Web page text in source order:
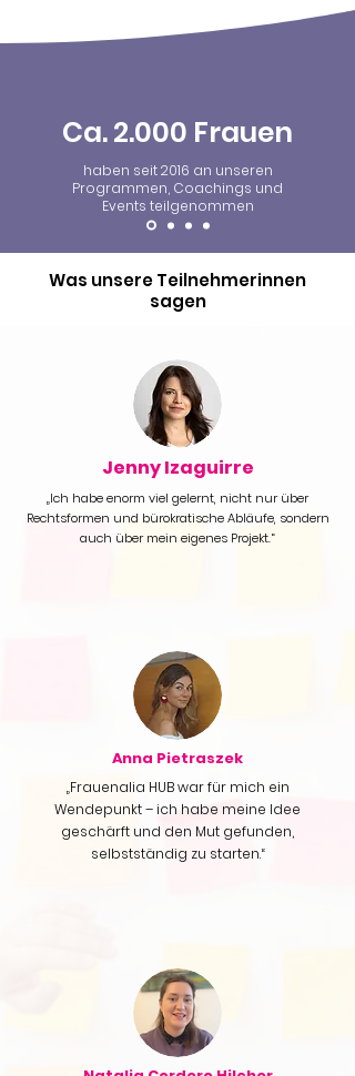
Ca. 2.000 Frauen
haben seit 2016 an unseren
Programmen, Coachings und
Events teilgenommen
Was unsere Teilnehmerinnen
sagen
Jenny Izaguirre
„Ich habe enorm viel gelernt, nicht nur über
Rechtsformen und bürokratische Abläufe, sondern
auch über mein eigenes Projekt.“
Anna Pietraszek
„Frauenalia HUB war für mich ein
Wendepunkt – ich habe meine Idee
geschärft und den Mut gefunden,
selbstständig zu starten.“